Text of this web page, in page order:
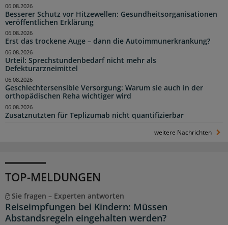
Besserer Schutz vor Hitzewellen: Gesundheitsorganisationen
veröffentlichen Erklärung
06.08.2026
Erst das trockene Auge – dann die Autoimmunerkrankung?
06.08.2026
Urteil: Sprechstundenbedarf nicht mehr als
Defekturarzneimittel
06.08.2026
Geschlechtersensible Versorgung: Warum sie auch in der
orthopädischen Reha wichtiger wird
06.08.2026
Zusatznutzten für Teplizumab nicht quantifizierbar
06.08.2026
weitere Nachrichten
TOP-MELDUNGEN
Sie fragen – Experten antworten
Reiseimpfungen bei Kindern: Müssen
Abstandsregeln eingehalten werden?